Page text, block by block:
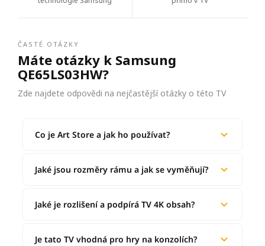
ČASTÉ OTÁZKY
Máte otázky k Samsung
QE65LS03HW?
Zde najdete odpovědi na nejčastější otázky o této TV
Co je Art Store a jak ho používat?
Jaké jsou rozměry rámu a jak se vyměňují?
Jaké je rozlišení a podpírá TV 4K obsah?
Je tato TV vhodná pro hry na konzolích?